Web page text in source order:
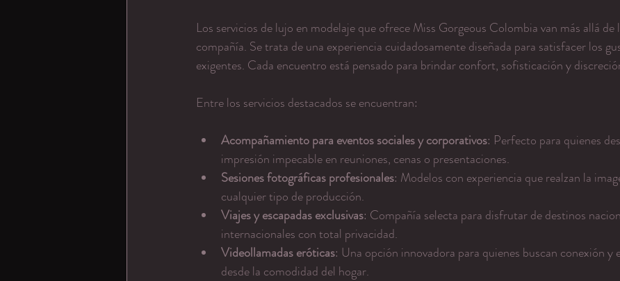
Los servicios de lujo en modelaje que ofrece Miss Gorgeous Colombia van más allá de
compañía. Se trata de una experiencia cuidadosamente diseñada para satisfacer los
exigentes. Cada encuentro está pensado para brindar confort, sofisticación y
Entre los servicios destacados se encuentran:
Acompañamiento para eventos sociales y corporativos: Perfecto para quienes
impresión impecable en reuniones, cenas o presentaciones.
Sesiones fotográficas profesionales: Modelos con experiencia que realzan la
cualquier tipo de producción.
Viajes y escapadas exclusivas: Compañía selecta para disfrutar de destinos
internacionales con total privacidad.
Videollamadas eróticas: Una opción innovadora para quienes buscan conexión
desde la comodidad del hogar.